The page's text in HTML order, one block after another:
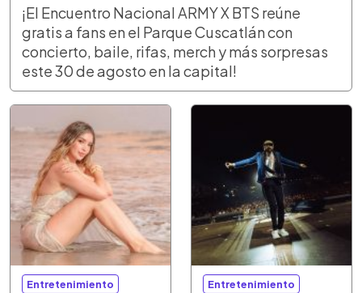
¡El Encuentro Nacional ARMY X BTS reúne
gratis a fans en el Parque Cuscatlán con
concierto, baile, rifas, merch y más sorpresas
este 30 de agosto en la capital!
Entretenimiento Entretenimiento